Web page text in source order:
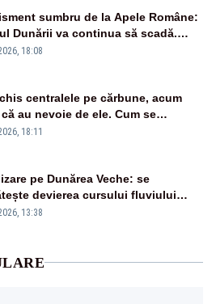
sumbru de la Apele Române:
Dunării va continua să scadă.
s-ar putea închide în 4 zile
18:08
centralele pe cărbune, acum
au nevoie de ele. Cum se
vina în plină criză energetică
18:11
pe Dunărea Veche: se
devierea cursului fluviului
– VIDEO
13:38